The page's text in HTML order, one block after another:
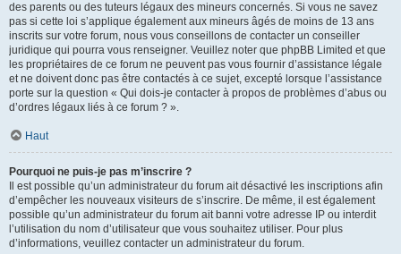
des parents ou des tuteurs légaux des mineurs concernés. Si vous ne savez
pas si cette loi s’applique également aux mineurs âgés de moins de 13 ans
inscrits sur votre forum, nous vous conseillons de contacter un conseiller
juridique qui pourra vous renseigner. Veuillez noter que phpBB Limited et que
les propriétaires de ce forum ne peuvent pas vous fournir d’assistance légale
et ne doivent donc pas être contactés à ce sujet, excepté lorsque l’assistance
porte sur la question « Qui dois-je contacter à propos de problèmes d’abus ou
d’ordres légaux liés à ce forum ? ».
Haut
Pourquoi ne puis-je pas m’inscrire ?
Il est possible qu’un administrateur du forum ait désactivé les inscriptions afin
d’empêcher les nouveaux visiteurs de s’inscrire. De même, il est également
possible qu’un administrateur du forum ait banni votre adresse IP ou interdit
l’utilisation du nom d’utilisateur que vous souhaitez utiliser. Pour plus
d’informations, veuillez contacter un administrateur du forum.